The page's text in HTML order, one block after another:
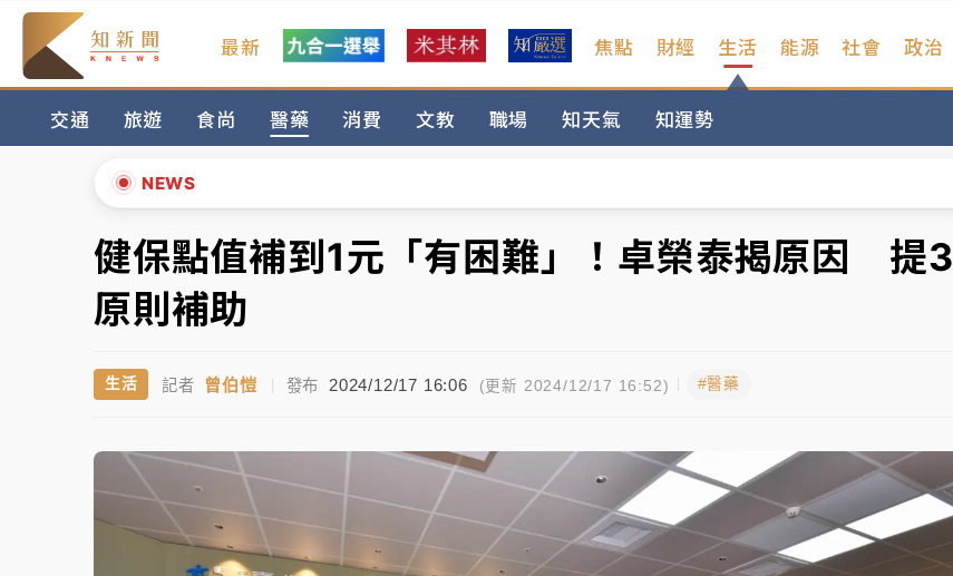
最新 焦點 財經 生活
交通 旅遊 食尚 醫藥 消費 文教 職場 知天氣 知運勢
能源 社會 政治
NEWS
暑假過三周才推「E宿新北打卡趣」！抽獎程序複雜 觀旅局回應了
中信慈善基金會想增加董事人數！辜仲諒向法院聲請遭駁 理由曝光
故宮《龍藏經》特展第2檔！今線上預約開賣一度塞車 周六起展出延長至晚上7時
台東農業處長涉圖利渡假村！東檢抗告成功 今重開羈押庭
女律師陳昱瑄詐慈濟10億！黃金158kg遭查扣畫面曝光
中信慈善基金會想增加董事人數！辜仲諒向法院聲請遭駁 理由曝光
故宮《龍藏經》特展第2檔！今線上預約開賣一度塞車 周六起展出延長至晚上7時
▲
▼
健保點值補到1元「有困難」！卓榮泰揭原因 提3
原則補助
生活 記者 曾伯愷 | 發布 2024/12/17 16:06 (更新 2024/12/17 16:52) #醫藥